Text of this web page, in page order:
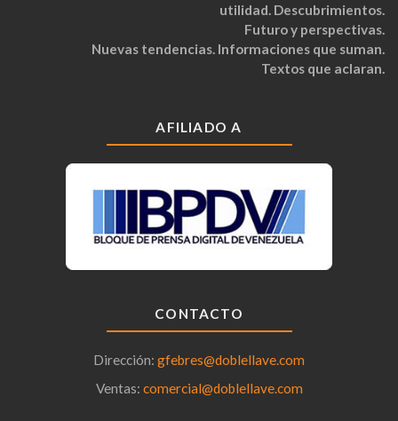
utilidad. Descubrimientos.
Futuro y perspectivas.
Nuevas tendencias. Informaciones que suman.
Textos que aclaran.
AFILIADO A
CONTACTO
Dirección: gfebres@doblellave.com
Ventas: comercial@doblellave.com